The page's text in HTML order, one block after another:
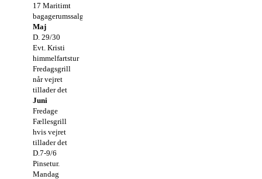
17 Maritimt
bagagerumssalg
Maj
D. 29/30
Evt. Kristi
himmelfartstur
Fredagsgrill
når vejret
tillader det
Juni
Fredage
Fællesgrill
hvis vejret
tillader det
D.7-9/6
Pinsetur.
Mandag